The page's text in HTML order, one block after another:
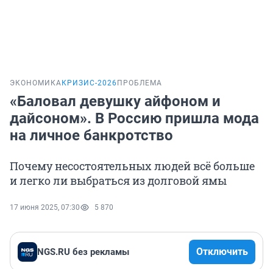
ЭКОНОМИКА КРИЗИС-2026 ПРОБЛЕМА
«Баловал девушку айфоном и
дайсоном». В Россию пришла мода
на личное банкротство
Почему несостоятельных людей всё больше
и легко ли выбраться из долговой ямы
17 июня 2025, 07:30 5 870
NGS.RU без рекламы Отключить